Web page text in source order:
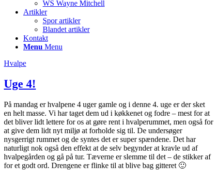
WS Wayne Mitchell
Artikler
Spor artikler
Blandet artikler
Kontakt
Menu Menu
Hvalpe
Uge 4!
På mandag er hvalpene 4 uger gamle og i denne 4. uge er der sket
en helt masse. Vi har taget dem ud i køkkenet og fodre – mest for at
det bliver lidt lettere for os at gøre rent i hvalperummet, men også for
at give dem lidt nyt miljø at forholde sig til. De undersøger
nysgerrigt rummet og de syntes det er super spændene. Det har
naturligt nok også den effekt at de selv begynder at kravle ud af
hvalpegården og gå på tur. Tæverne er slemme til det – de stikker af
for et godt ord. Drengene er flinke til at blive bag gitteret 🙂